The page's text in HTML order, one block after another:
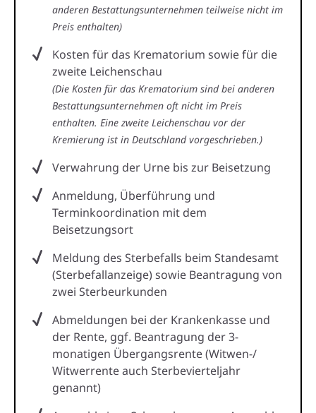
anderen Bestattungsunternehmen teilweise nicht im
Preis enthalten)
Kosten für das Krematorium sowie für die
zweite Leichenschau
(Die Kosten für das Krematorium sind bei anderen
Bestattungsunternehmen oft nicht im Preis
enthalten. Eine zweite Leichenschau vor der
Kremierung ist in Deutschland vorgeschrieben.)
Verwahrung der Urne bis zur Beisetzung
Anmeldung, Überführung und
Terminkoordination mit dem
Beisetzungsort
Meldung des Sterbefalls beim Standesamt
(Sterbefallanzeige) sowie Beantragung von
zwei Sterbeurkunden
Abmeldungen bei der Krankenkasse und
der Rente, ggf. Beantragung der 3-
monatigen Übergangsrente (Witwen-/
Witwerrente auch Sterbevierteljahr
genannt)